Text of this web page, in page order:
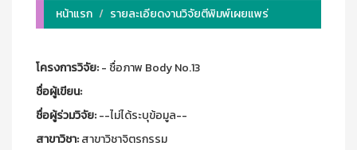
หน้าแรก
รายละเอียดงานวิจัยตีพิมพ์เผยแพร่
โครงการวิจัย:- ชื่อภาพ Body No.13
ชื่อผู้เขียน:
ชื่อผู้ร่วมวิจัย:--ไม่ได้ระบุข้อมูล--
สาขาวิชา:สาขาวิชาจิตรกรรม